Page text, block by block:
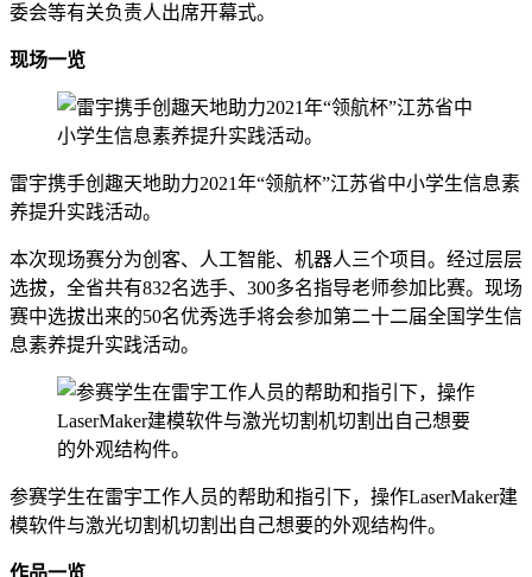
委会等有关负责人出席开幕式。
现场一览
雷宇携手创趣天地助力2021年“领航杯”江苏省中小学生信息素
养提升实践活动。
本次现场赛分为创客、人工智能、机器人三个项目。经过层层
选拔，全省共有832名选手、300多名指导老师参加比赛。现场
赛中选拔出来的50名优秀选手将会参加第二十二届全国学生信
息素养提升实践活动。
参赛学生在雷宇工作人员的帮助和指引下，操作LaserMaker建
模软件与激光切割机切割出自己想要的外观结构件。
作品一览